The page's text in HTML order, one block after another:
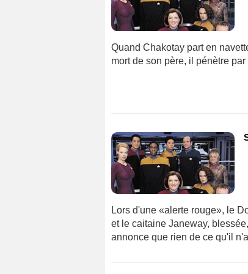
Quand Chakotay part en
mort de son père, il pénètre
Lors d'une «alerte rouge», le
et le caitaine Janeway,
annonce que rien de ce qu'il